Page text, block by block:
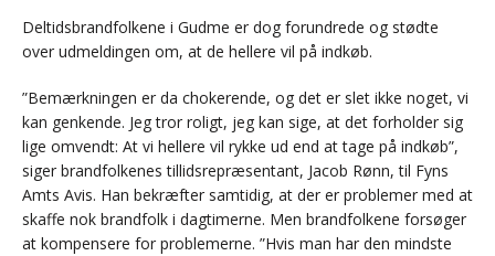
Deltidsbrandfolkene i Gudme er dog forundrede og stødte
over udmeldingen om, at de hellere vil på indkøb.
”Bemærkningen er da chokerende, og det er slet ikke noget, vi
kan genkende. Jeg tror roligt, jeg kan sige, at det forholder sig
lige omvendt: At vi hellere vil rykke ud end at tage på indkøb”,
siger brandfolkenes tillidsrepræsentant, Jacob Rønn, til Fyns
Amts Avis. Han bekræfter samtidig, at der er problemer med at
skaffe nok brandfolk i dagtimerne. Men brandfolkene forsøger
at kompensere for problemerne. ”Hvis man har den mindste